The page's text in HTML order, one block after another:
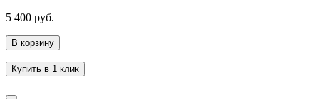
5 400 руб.
В корзину
Купить в 1 клик